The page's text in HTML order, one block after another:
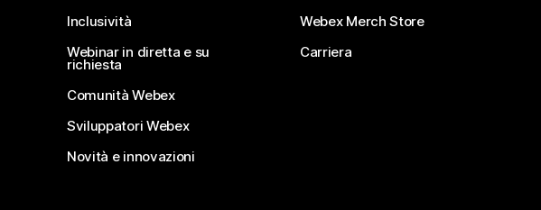
Inclusività
Webinar in diretta e su
richiesta
Comunità Webex
Sviluppatori Webex
Novità e innovazioni
Webex Merch Store
Carriera